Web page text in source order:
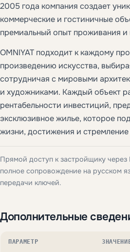
2005 года компания создает
коммерческие и гостиничные
премиальный опыт проживания и
OMNIYAT подходит к каждому
произведению искусства,
сотрудничая с мировыми
и художниками. Каждый объект
рентабельности инвестиций,
эксклюзивное жилье, которое
жизни, достижения и стремление
Прямой доступ к застройщику
полное сопровождение на русском
передачи ключей.
Дополнительные
ПАРАМЕТР